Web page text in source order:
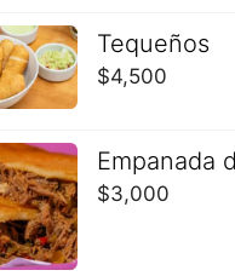
Tequeños
$4,500
Empanada
$3,000